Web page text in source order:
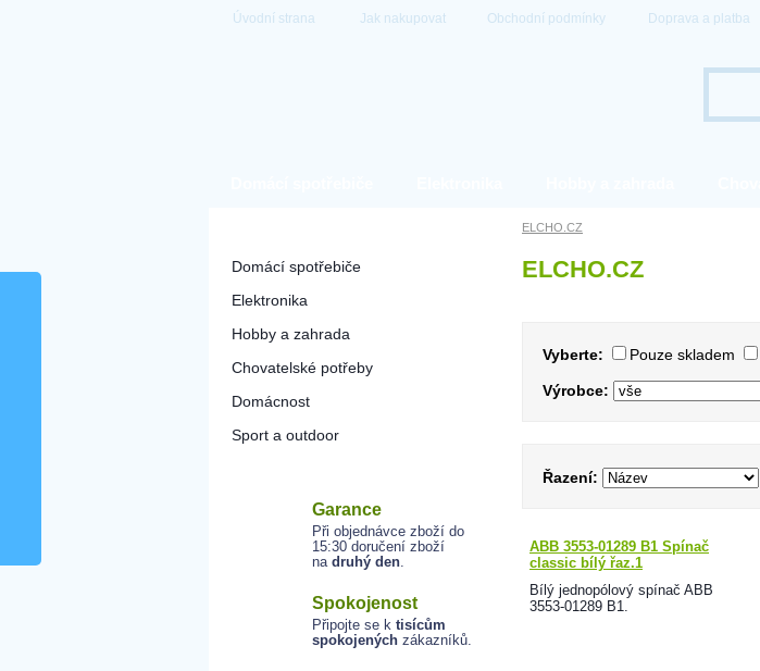
Úvodní strana Jak nakupovat Obchodní podmínky Doprava a platba
Domácí spotřebiče
Elektronika
Hobby a zahrada
Chovatelské potřeby
Domácnost
Sport a outdoor
Garance
Při objednávce zboží do
15:30 doručení zboží
na druhý den.
Spokojenost
Připojte se k tisícům
spokojených zákazníků.
ELCHO.CZ
ELCHO.CZ
Vyberte: Pouze skladem
Výrobce:
Řazení:
ABB 3553-01289 B1 Spínač
classic bílý řaz.1
Bílý jednopólový spínač ABB
3553-01289 B1.